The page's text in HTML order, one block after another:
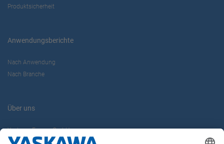
Produktsicherheit
Anwendungsberichte
Nach Anwendung
Nach Branche
Über uns
Yaskawa Europe GmbH
Karriere